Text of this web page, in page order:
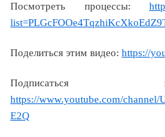
Посмотреть процессы:
Поделиться этим видео: https://
https://www.youtube.com/
E2Q